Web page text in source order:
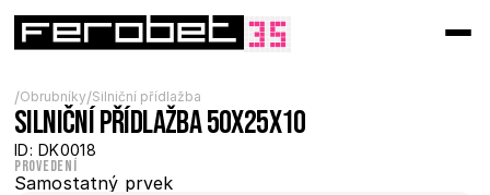
/Obrubníky/Silniční přídlažba
Silniční přídlažba 50x25x10
ID: DK0018
Provedení
Samostatný prvek